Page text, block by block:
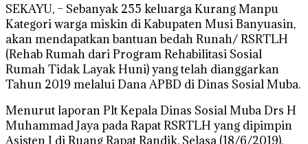
SEKAYU, – Sebanyak 255 keluarga Kurang Manpu
Kategori warga miskin di Kabupaten Musi Banyuasin,
akan mendapatkan bantuan bedah Runah/ RSRTLH
(Rehab Rumah dari Program Rehabilitasi Sosial
Rumah Tidak Layak Huni) yang telah dianggarkan
Tahun 2019 melalui Dana APBD di Dinas Sosial Muba.
Menurut laporan Plt Kepala Dinas Sosial Muba Drs H
Muhammad Jaya pada Rapat RSRTLH yang dipimpin
Asisten I di Ruang Rapat Randik, Selasa (18/6/2019),